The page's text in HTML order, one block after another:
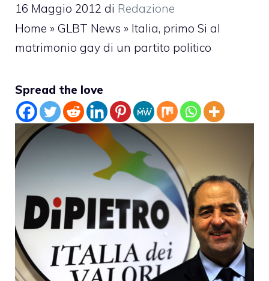
16 Maggio 2012 di Redazione
Home » GLBT News » Italia, primo Si al
matrimonio gay di un partito politico
Spread the love